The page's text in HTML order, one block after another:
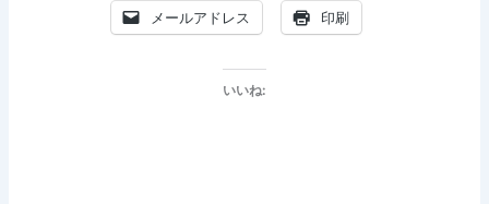
メールアドレス 印刷
いいね: